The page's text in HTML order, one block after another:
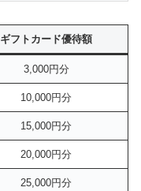
ギフトカード優待額
3,000円分
10,000円分
15,000円分
20,000円分
25,000円分